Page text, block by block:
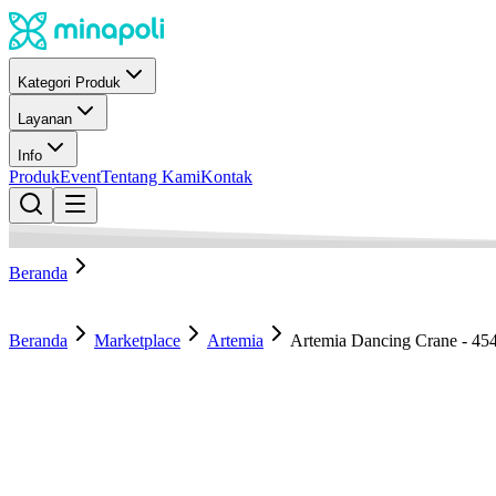
Kategori Produk
Layanan
Info
ProdukEventTentang KamiKontak
Beranda
Beranda Marketplace Artemia Artemia Dancing Crane -